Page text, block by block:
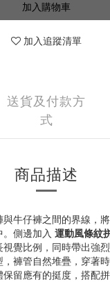
加入購物車
加入追蹤清單
送貨及付款方
式
商品描述
牛仔褲之間的界線，
側邊加入 運動風條紋
覺比例，同時帶出強烈
褲管自然堆疊，穿著
留應有的挺度，搭配